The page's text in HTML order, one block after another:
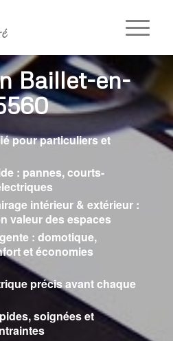
Baillet-en-
pour particuliers et
: pannes, courts-
intérieur & extérieur :
valeur des espaces
: domotique,
et économies
précis avant chaque
soignées et